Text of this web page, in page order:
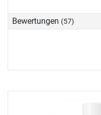
Bewertungen (57)